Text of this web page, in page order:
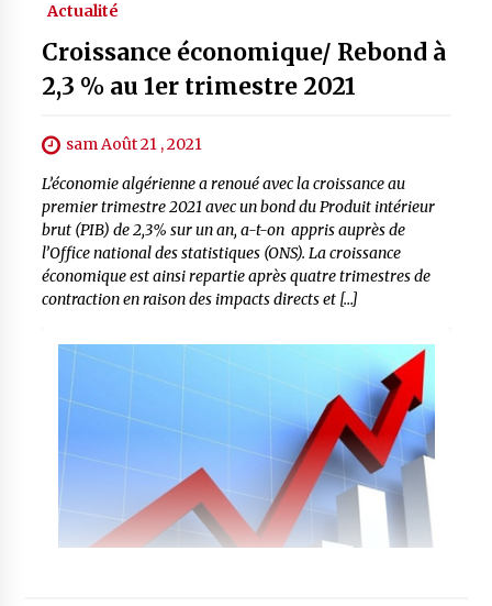
Actualité
Croissance économique/ Rebond à
2,3 % au 1er trimestre 2021
sam Août 21 , 2021
L’économie algérienne a renoué avec la croissance au
premier trimestre 2021 avec un bond du Produit intérieur
brut (PIB) de 2,3% sur un an, a-t-on appris auprès de
l’Office national des statistiques (ONS). La croissance
économique est ainsi repartie après quatre trimestres de
contraction en raison des impacts directs et […]